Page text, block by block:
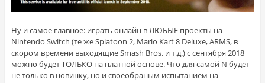
Ну и самое главное: играть онлайн в ЛЮБЫЕ проекты на
Nintendo Switch (те же Splatoon 2, Mario Kart 8 Deluxe, ARMS, в
скором времени выходящие Smash Bros. и т.д.) с сентября 2018
можно будет ТОЛЬКО на платной основе. Что для самой N будет
не только в новинку, но и своеобраным испытанием на